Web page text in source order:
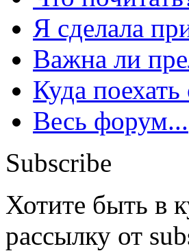
Я сделала
Важна ли
Куда
Весь форум...
Subscribe
Хотите быть в
рассылку от